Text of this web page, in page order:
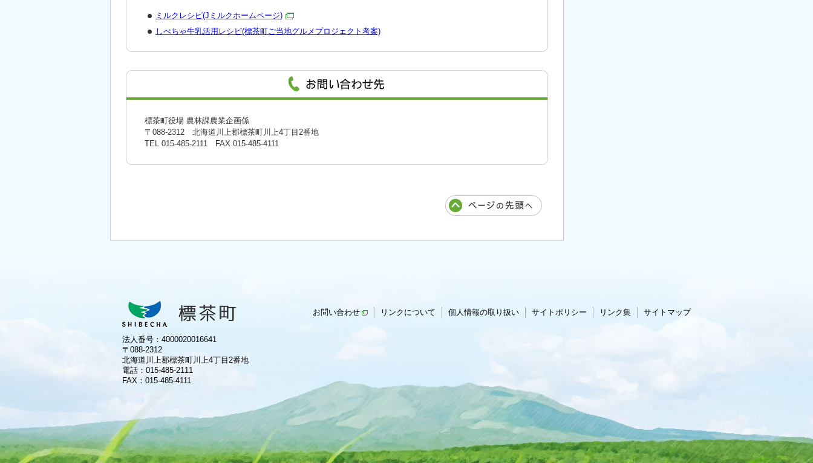
ミルクレシピ(Jミルクホームページ)
しべちゃ牛乳活用レシピ(標茶町ご当地グルメプロジェクト考案)
標茶町役場 農林課農業企画係
〒088-2312 北海道川上郡標茶町川上4丁目2番地
TEL 015-485-2111 FAX 015-485-4111
法人番号：4000020016641
〒088-2312
北海道川上郡標茶町川上4丁目2番地
電話： 015-485-2111
FAX：015-485-4111
お問い合わせ リンクについて 個人情報の取り扱い サイトポリシー リンク集 サイトマップ